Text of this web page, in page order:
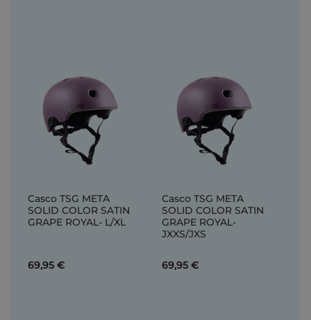
Casco TSG META
SOLID COLOR SATIN
GRAPE ROYAL- L/XL
69,95 €
Casco TSG META
SOLID COLOR SATIN
GRAPE ROYAL-
JXXS/JXS
69,95 €